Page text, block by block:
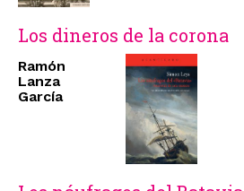
Los dineros de la corona
Ramón
Lanza
García